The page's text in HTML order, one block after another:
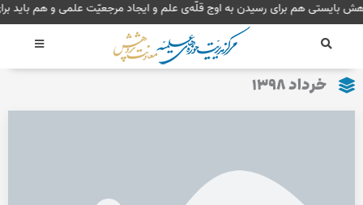
پرش
به
بایستی هم برای رسیدن به اوج قلّه‌ی علم و ایجاد مرجعیّت علمی و هم
خرداد ۱۳۹۸